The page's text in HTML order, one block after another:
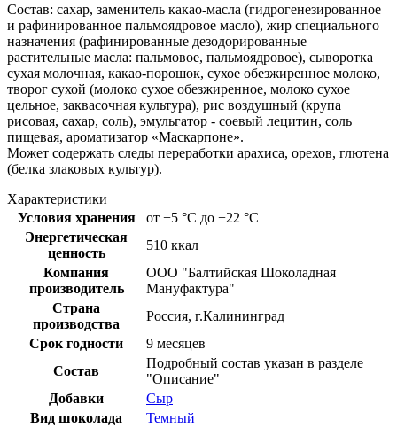
Состав: сахар, заменитель какао-масла (гидрогенезированное
и рафинированное пальмоядровое масло), жир специального
назначения (рафинированные дезодорированные
растительные масла: пальмовое, пальмоядровое), сыворотка
сухая молочная, какао-порошок, сухое обезжиренное молоко,
творог сухой (молоко сухое обезжиренное, молоко сухое
цельное, заквасочная культура), рис воздушный (крупа
рисовая, сахар, соль), эмульгатор - соевый лецитин, соль
пищевая, ароматизатор «Маскарпоне».
Может содержать следы переработки арахиса, орехов, глютена
(белка злаковых культур).
Характеристики
Условия хранения
от +5 °C до +22 °C
Энергетическая
ценность
510 ккал
Компания
производитель
ООО "Балтийская Шоколадная
Мануфактура"
Страна
производства
Россия, г.Калининград
Срок годности
9 месяцев
Состав
Подробный состав указан в разделе
"Описание"
Добавки
Сыр
Вид шоколада
Темный